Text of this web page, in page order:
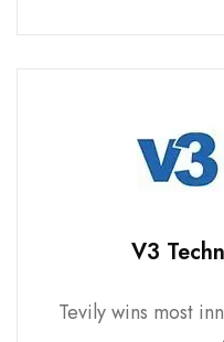
V3
Tevily wins most